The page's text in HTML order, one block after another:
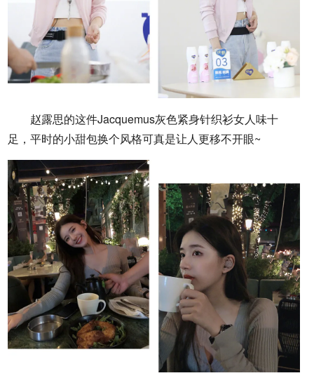
赵露思的这件Jacquemus灰色紧身针织衫女人味十
足，平时的小甜包换个风格可真是让人更移不开眼~